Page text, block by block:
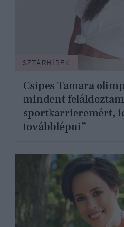
SZTÁRHÍREK
Csipes Tamara
mindent
sportkarrieremért,
továbblépni”